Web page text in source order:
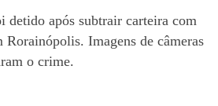
detido após subtrair carteira com
Imagens de câmeras
o crime.